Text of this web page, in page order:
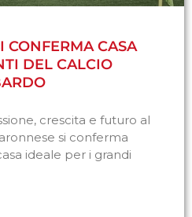
CONFERMA CASA
DEL CALCIO
crescita e futuro al
si conferma
ideale per i grandi